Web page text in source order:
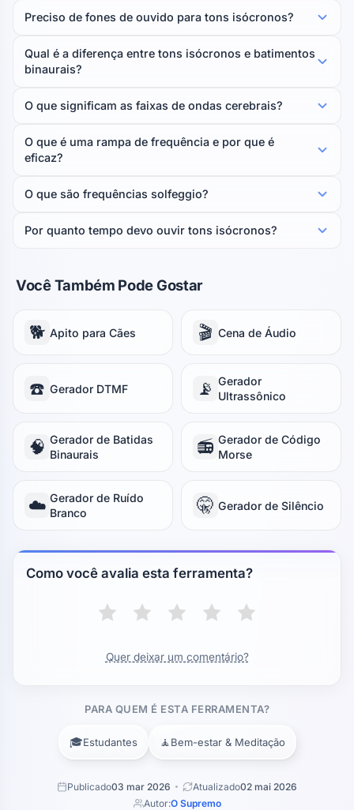
Preciso de fones de ouvido para tons isócronos?
Qual é a diferença entre tons isócronos e batimentos
binaurais?
O que significam as faixas de ondas cerebrais?
O que é uma rampa de frequência e por que é
eficaz?
O que são frequências solfeggio?
Por quanto tempo devo ouvir tons isócronos?
Você Também Pode Gostar
🐕 Apito para Cães 🎬 Cena de Áudio
☎️ Gerador DTMF 📡 Gerador
Ultrassônico
🧠 Gerador de Batidas
Binaurais
📻 Gerador de Código
Morse
☁️ Gerador de Ruído
Branco
🤫 Gerador de Silêncio
Como você avalia esta ferramenta?
Quer deixar um comentário?
PARA QUEM É ESTA FERRAMENTA?
🎓Estudantes 🧘Bem-estar & Meditação
Publicado03 mar 2026 Atualizado02 mai 2026
Autor:O Supremo